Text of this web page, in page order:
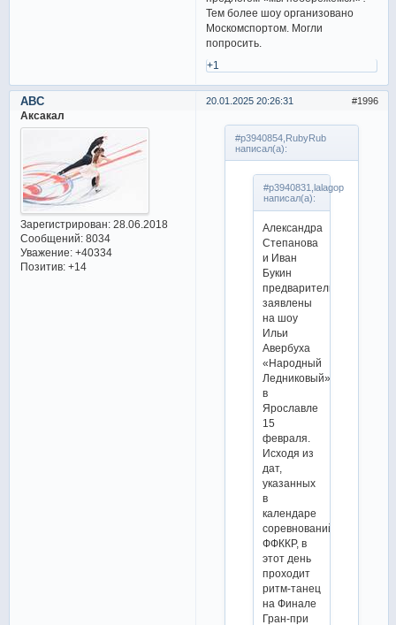
Тем более шоу организовано
Москомспортом. Могли
попросить.
+1
1996
20.01.2025 20:26:31
ABC
Аксакал
Зарегистрирован: 28.06.2018
Сообщений:8034
Уважение: +40334
Позитив: +14
#p3940854,RubyRub
написал(а):
#p3940831,lalagop
написал(а):
Александра
Степанова
и Иван
Букин
предварительно
заявлены
на шоу
Ильи
Авербуха
«Народный
Ледниковый»
в
Ярославле
15
февраля.
Исходя из
дат,
указанных
в
календаре
соревнований
ФФККР, в
этот день
проходит
ритм-танец
на Финале
Гран-при